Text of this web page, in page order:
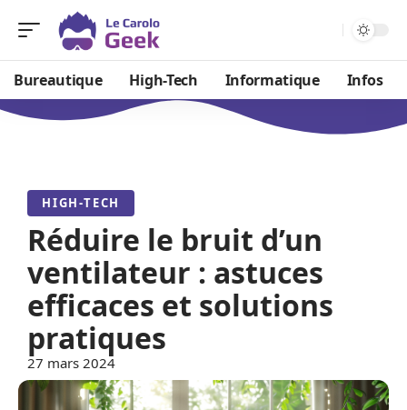
Bureautique High-Tech Informatique Infos
HIGH-TECH
Réduire le bruit d’un
ventilateur : astuces
efficaces et solutions
pratiques
27 mars 2024